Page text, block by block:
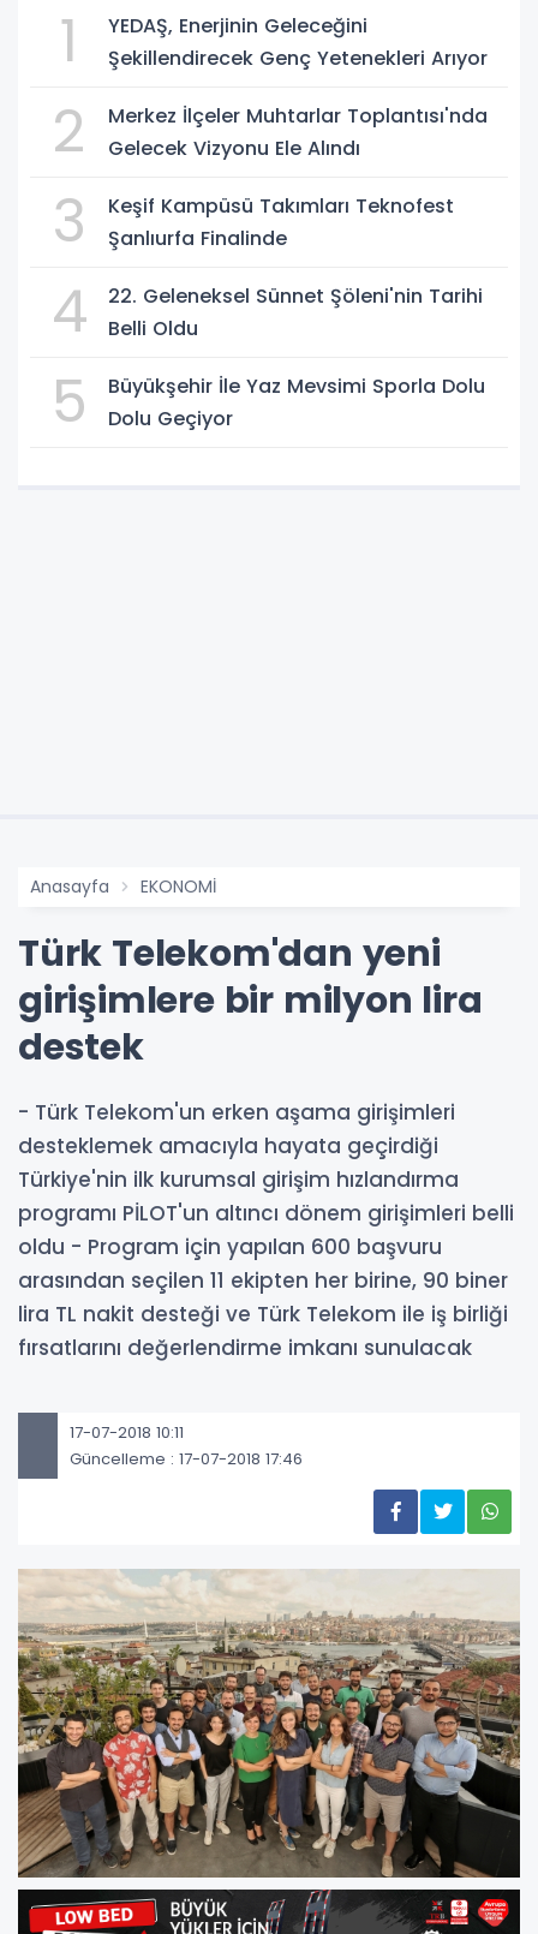
1
YEDAŞ, Enerjinin Geleceğini
Şekillendirecek Genç Yetenekleri Arıyor
2
Merkez İlçeler Muhtarlar Toplantısı'nda
Gelecek Vizyonu Ele Alındı
3
Keşif Kampüsü Takımları Teknofest
Şanlıurfa Finalinde
4
22. Geleneksel Sünnet Şöleni'nin Tarihi
Belli Oldu
5
Büyükşehir İle Yaz Mevsimi Sporla Dolu
Dolu Geçiyor
Anasayfa EKONOMİ
Türk Telekom'dan yeni
girişimlere bir milyon lira
destek
- Türk Telekom'un erken aşama girişimleri
desteklemek amacıyla hayata geçirdiği
Türkiye'nin ilk kurumsal girişim hızlandırma
programı PİLOT'un altıncı dönem girişimleri belli
oldu - Program için yapılan 600 başvuru
arasından seçilen 11 ekipten her birine, 90 biner
lira TL nakit desteği ve Türk Telekom ile iş birliği
fırsatlarını değerlendirme imkanı sunulacak
17-07-2018 10:11
Güncelleme : 17-07-2018 17:46